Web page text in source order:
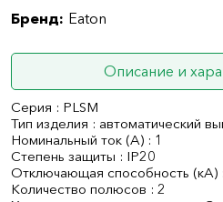
Бренд: Eaton
Описание и
Серия : PLSM
Тип изделия : автоматический
Номинальный ток (А) : 1
Степень защиты : IP20
Отключающая способность (кА)
Количество полюсов : 2